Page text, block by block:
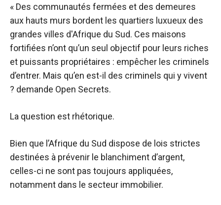
« Des communautés fermées et des demeures
aux hauts murs bordent les quartiers luxueux des
grandes villes d'Afrique du Sud. Ces maisons
fortifiées n’ont qu’un seul objectif pour leurs riches
et puissants propriétaires : empêcher les criminels
d’entrer. Mais qu’en est-il des criminels qui y vivent
? demande Open Secrets.
La question est rhétorique.
Bien que l’Afrique du Sud dispose de lois strictes
destinées à prévenir le blanchiment d’argent,
celles-ci ne sont pas toujours appliquées,
notamment dans le secteur immobilier.